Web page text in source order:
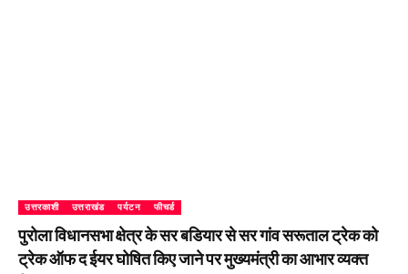
उत्तरकाशी उत्तराखंड पर्यटन फीचर्ड
पुरोला विधानसभा क्षेत्र के सर बडियार से सर गांव सरूताल ट्रेक को
ट्रेक ऑफ द ईयर घोषित किए जाने पर मुख्यमंत्री का आभार व्यक्त